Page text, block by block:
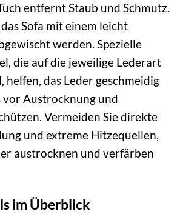
entfernt Staub und Schmutz.
Sofa mit einem leicht
werden. Spezielle
die auf die jeweilige Lederart
helfen, das Leder geschmeidig
vor Austrocknung und
Vermeiden Sie direkte
und extreme Hitzequellen,
austrocknen und verfärben
im Überblick